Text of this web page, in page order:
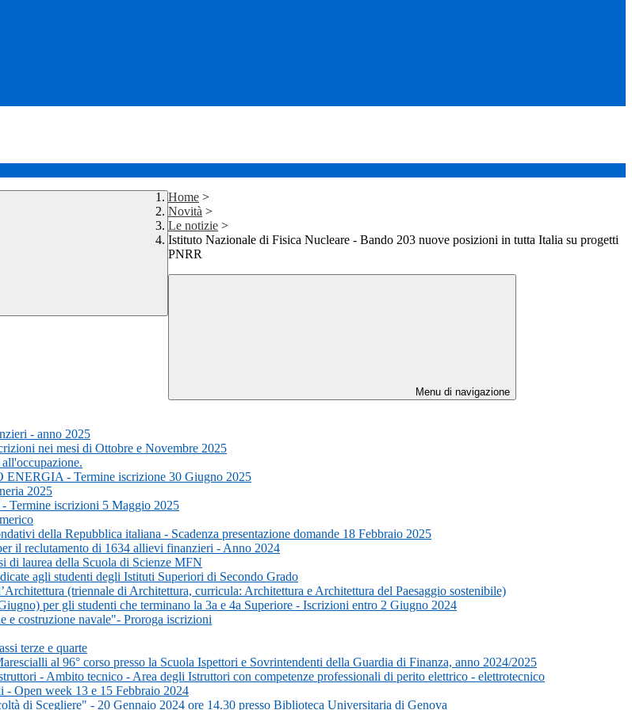
Home >
Novità >
Le notizie >
Istituto Nazionale di Fisica Nucleare - Bando 203 nuove posizioni in tutta Italia su progetti
PNRR
Menu di navigazione
- anno 2025
nei mesi di Ottobre e Novembre 2025
- Termine iscrizione 30 Giugno 2025
2025
Termine iscrizioni 5 Maggio 2025
della Repubblica italiana - Scadenza presentazione domande 18 Febbraio 2025
il reclutamento di 1634 allievi finanzieri - Anno 2024
di laurea della Scuola di Scienze MFN
agli studenti degli Istituti Superiori di Secondo Grado
(triennale di Architettura, curricula: Architettura e Architettura del Paesaggio sostenibile)
per gli studenti che terminano la 3a e 4a Superiore - Iscrizioni entro 2 Giugno 2024
e costruzione navale"- Proroga iscrizioni
terze e quarte
al 96° corso presso la Scuola Ispettori e Sovrintendenti della Guardia di Finanza, anno 2024/2025
- Ambito tecnico - Area degli Istruttori con competenze professionali di perito elettrico - elettrotecnico
- Open week 13 e 15 Febbraio 2024
di Scegliere" - 20 Gennaio 2024 ore 14.30 presso Biblioteca Universitaria di Genova